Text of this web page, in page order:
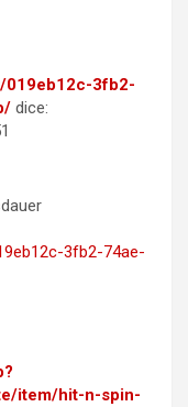
3fb2-
dice:
3fb2-74ae-
item/hit-n-spin-